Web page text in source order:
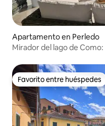
Apartamento en Perledo
Mirador del lago de
Favorito entre huéspedes
Favorito entre huéspedes